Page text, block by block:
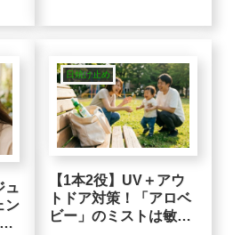
ュ
ン
日焼け止め
【1本2役】UV＋アウ
トドア対策！「アロベ
ビー」のミストは敏感